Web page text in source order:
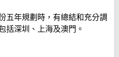
五年規劃時，有總結和充分調
括深圳、上海及澳門。